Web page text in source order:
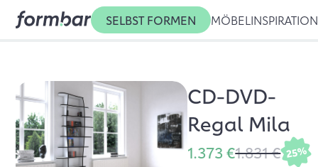
SELBST FORMEN MÖBEL INSPIRATION
CD-DVD-
Regal Mila
1.373 €1.831 € 25%